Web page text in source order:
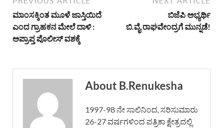
ಮಾಂಸಕ್ಕಿಂತ ಮೂಳೆ ಜಾಸ್ತಿಯಿದೆ
ಎಂದ ಗ್ರಾಹಕನ ಮೇಲೆ ದಾಳಿ :
ಅಪ್ರಾಪ್ತ ಪೊಲೀಸ್ ವಶಕ್ಕೆ
ಬಿಜೆಪಿ ಅಭ್ಯರ್ಥಿ
ಬಿ.ವೈ.ರಾಘವೇಂದ್ರಗೆ ಮುನ್ನಡೆ!
About B.Renukesha
1997-98 ನೇ ಸಾಲಿನಿಂದ, ಸರಿಸುಮಾರು
26-27 ವರ್ಷಗಳಿಂದ ಪತ್ರಿಕಾ ಕ್ಷೇತ್ರದಲ್ಲಿ